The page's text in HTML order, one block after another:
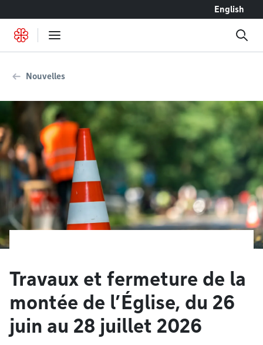
English
Nouvelles
Travaux et fermeture de la
montée de l’Église, du 26
juin au 28 juillet 2026